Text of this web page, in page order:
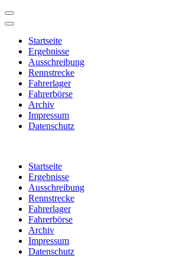
Startseite
Ergebnisse
Ausschreibung
Rennstrecke
Fahrerlager
Fahrerbörse
Archiv
Impressum
Datenschutz
springen
(Enter
drücken)
Startseite
Ergebnisse
Ausschreibung
Rennstrecke
Fahrerlager
Fahrerbörse
Archiv
Impressum
Datenschutz